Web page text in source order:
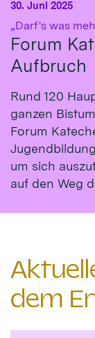
„Darf's was
Forum
Aufbruch
30. Juni 2025
Rund 120
ganzen
Forum
um sich
auf den Weg
dem